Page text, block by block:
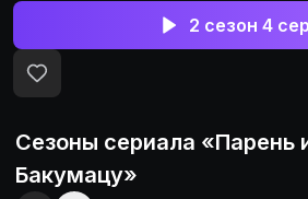
2 сезон 4
Сезоны сериала «Парень
Бакумацу»